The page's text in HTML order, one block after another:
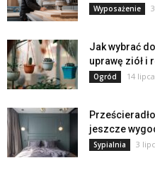
Wyposażenie
Jak wybrać
uprawę ziół i
Ogród 14
jeszcze
Sypialnia 3